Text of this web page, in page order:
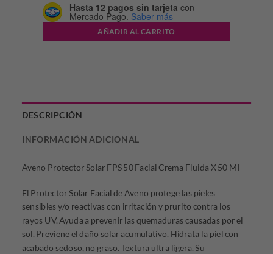
$40.019,42.
$28.013,59.
Hasta 12 pagos sin tarjeta con
Mercado Pago. Saber más
AÑADIR AL CARRITO
DESCRIPCIÓN
INFORMACIÓN ADICIONAL
Aveno Protector Solar FPS 50 Facial Crema Fluida X 50 Ml
El Protector Solar Facial de Aveno protege las pieles
sensibles y/o reactivas con irritación y prurito contra los
rayos UV. Ayuda a prevenir las quemaduras causadas por el
sol. Previene el daño solar acumulativo. Hidrata la piel con
acabado sedoso, no graso. Textura ultra ligera. Su